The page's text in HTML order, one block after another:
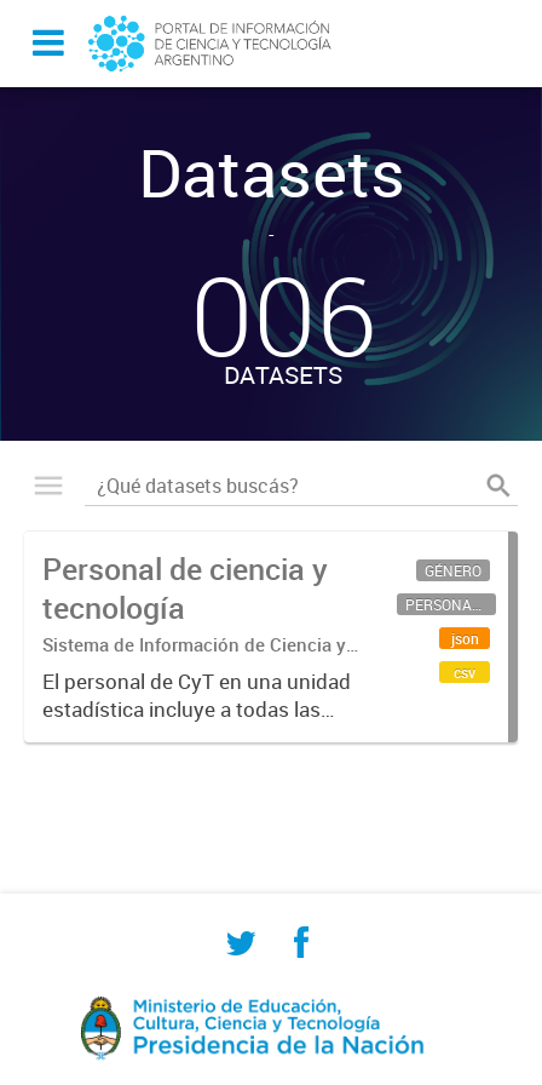
Datasets
-
006
DATASETS
Personal de ciencia y
tecnología
Sistema de Información de Ciencia y
Tecnología Argentino (SICYTAR)
El personal de CyT en una unidad
estadística incluye a todas las
personas involucradas
GÉNERO
PERSONAL CIENTÍFICO-TECNOLÓGICO
json
csv